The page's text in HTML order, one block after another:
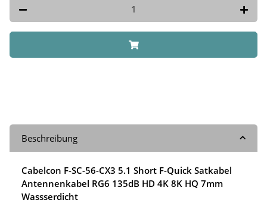
Beschreibung
Cabelcon F-SC-56-CX3 5.1 Short F-Quick Satkabel
Antennenkabel RG6 135dB HD 4K 8K HQ 7mm
Wassserdicht